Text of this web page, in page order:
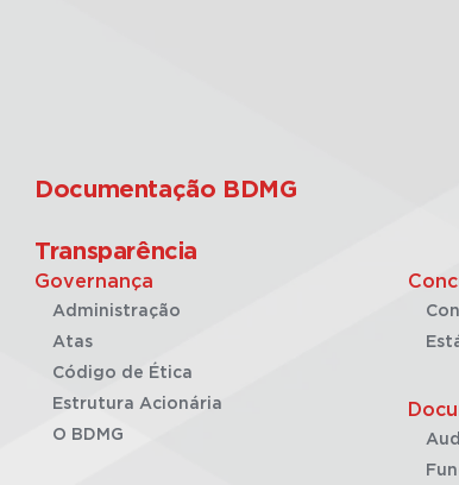
Documentação BDMG
Transparência
Governança
Administração
Atas
Código de Ética
Estrutura Acionária
O BDMG